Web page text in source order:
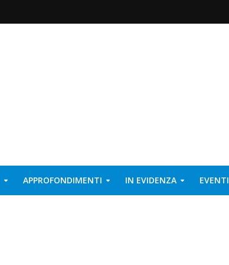
APPROFONDIMENTI IN EVIDENZA EVENTI